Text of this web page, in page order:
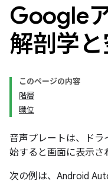
Google
解剖学
このページの内容
階層
職位
音声プレートは、ドラ
始すると画面に表示さ
次の例は、Android